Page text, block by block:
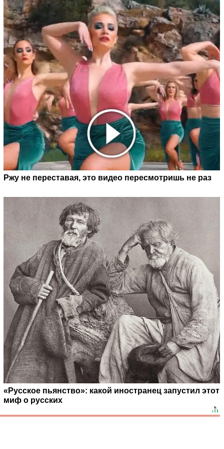
Ржу не переставая, это видео пересмотришь не раз
«Русское пьянство»: какой иностранец запустил этот
миф о русских